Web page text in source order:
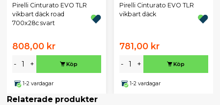
Pirelli Cinturato EVO TLR
vikbart däck road
700x28c svart
808,00 kr
- + Köp
1-2 vardagar
Pirelli Cinturato EVO TLR
vikbart däck
781,00 kr
- + Köp
1-2 vardagar
Relaterade produkter